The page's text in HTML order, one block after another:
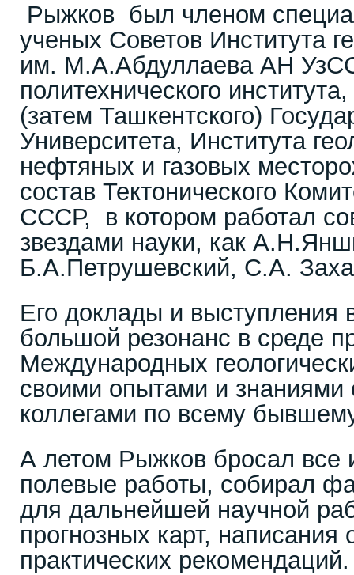
Рыжков был членом
ученых Советов Института
им. М.А.Абдуллаева АН
политехнического
(затем Ташкентского)
Университета, Института
нефтяных и газовых
состав Тектонического
СССР, в котором работал
звездами науки, как
Б.А.Петрушевский, С.А.
Его доклады и выступления
большой резонанс в среде
Международных
своими опытами и
коллегами по всему
А летом Рыжков бросал все
полевые работы, собирал
для дальнейшей научной
прогнозных карт, написания
практических рекомендаций.